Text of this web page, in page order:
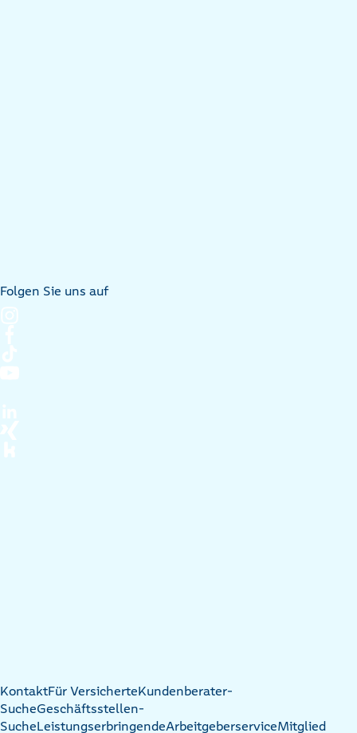
Folgen Sie uns auf
KontaktFür VersicherteKundenberater-
SucheGeschäftsstellen-
SucheLeistungserbringendeArbeitgeberserviceMitglied